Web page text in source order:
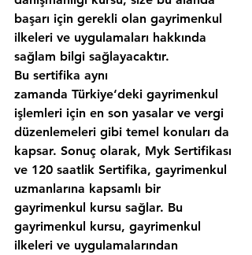
başarı için gerekli olan gayrimenkul
ilkeleri ve uygulamaları hakkında
sağlam bilgi sağlayacaktır.
Bu sertifika aynı
zamanda Türkiye‘deki gayrimenkul
işlemleri için en son yasalar ve vergi
düzenlemeleri gibi temel konuları da
kapsar. Sonuç olarak, Myk Sertifikası
ve 120 saatlik Sertifika, gayrimenkul
uzmanlarına kapsamlı bir
gayrimenkul kursu sağlar. Bu
gayrimenkul kursu, gayrimenkul
ilkeleri ve uygulamalarından